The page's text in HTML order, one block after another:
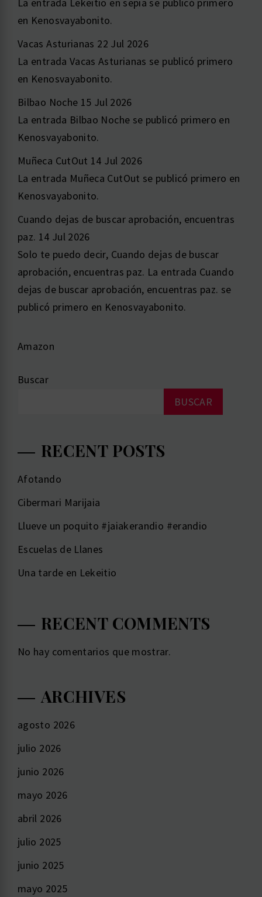
en Kenosvayabonito.
Vacas Asturianas 22 Jul 2026
La entrada Vacas Asturianas se publicó primero
en Kenosvayabonito.
Bilbao Noche 15 Jul 2026
La entrada Bilbao Noche se publicó primero en
Kenosvayabonito.
Muñeca CutOut 14 Jul 2026
La entrada Muñeca CutOut se publicó primero en
Kenosvayabonito.
Cuando dejas de buscar aprobación, encuentras
paz. 14 Jul 2026
Solo te puedo decir, Cuando dejas de buscar
aprobación, encuentras paz. La entrada Cuando
dejas de buscar aprobación, encuentras paz. se
publicó primero en Kenosvayabonito.
Amazon
Buscar
BUSCAR
RECENT POSTS
Afotando
Cibermari Marijaia
Llueve un poquito #jaiakerandio #erandio
Escuelas de Llanes
Una tarde en Lekeitio
RECENT COMMENTS
No hay comentarios que mostrar.
ARCHIVES
agosto 2026
julio 2026
junio 2026
mayo 2026
abril 2026
julio 2025
junio 2025
mayo 2025